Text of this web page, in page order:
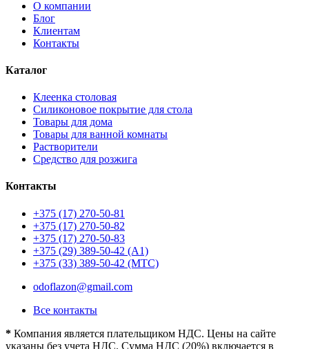
О компании
Блог
Клиентам
Контакты
Каталог
Клеенка столовая
Силиконовое покрытие для стола
Товары для дома
Товары для ванной комнаты
Растворители
Средство для розжига
Контакты
+375 (17) 270-50-81
+375 (17) 270-50-82
+375 (17) 270-50-83
+375 (29) 389-50-42 (А1)
+375 (33) 389-50-42 (МТС)
odoflazon@gmail.com
Все контакты
* Компания является плательщиком НДС. Цены на сайте
указаны без учета НДС. Сумма НДС (20%) включается в